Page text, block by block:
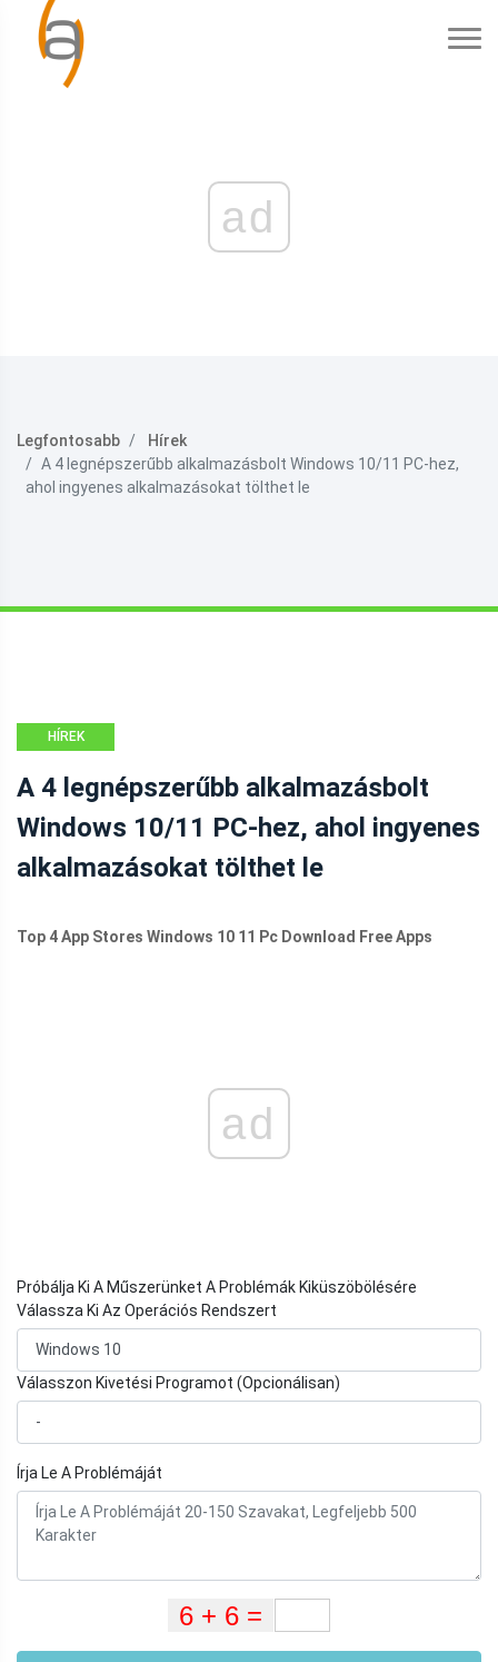
ad
Legfontosabb
Hírek
A 4 legnépszerűbb alkalmazásbolt Windows 10/11 PC-hez,
ahol ingyenes alkalmazásokat tölthet le
HÍREK
A 4 legnépszerűbb alkalmazásbolt
Windows 10/11 PC-hez, ahol ingyenes
alkalmazásokat tölthet le
Top 4 App Stores Windows 10 11 Pc Download Free Apps
ad
Próbálja Ki A Műszerünket A Problémák Kiküszöbölésére
Válassza Ki Az Operációs Rendszert
Válasszon Kivetési Programot (Opcionálisan)
Írja Le A Problémáját